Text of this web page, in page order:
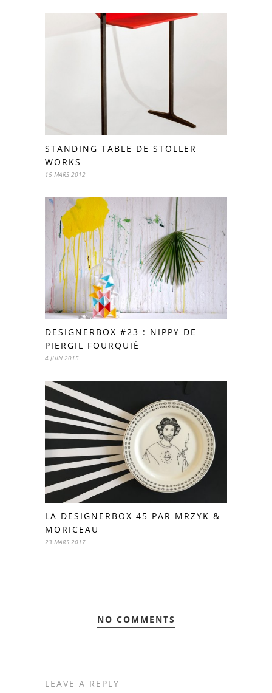
STANDING TABLE DE STOLLER
WORKS
15 MARS 2012
DESIGNERBOX #23 : NIPPY DE
PIERGIL FOURQUIÉ
4 JUIN 2015
LA DESIGNERBOX 45 PAR MRZYK &
MORICEAU
23 MARS 2017
NO COMMENTS
LEAVE A REPLY